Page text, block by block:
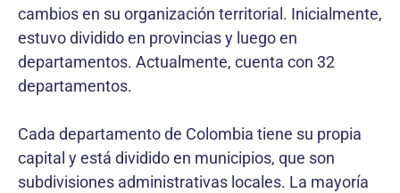
cambios en su organización territorial. Inicialmente,
estuvo dividido en provincias y luego en
departamentos. Actualmente, cuenta con 32
departamentos.
Cada departamento de Colombia tiene su propia
capital y está dividido en municipios, que son
subdivisiones administrativas locales. La mayoría